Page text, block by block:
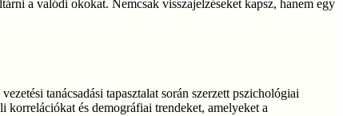
a valódi okokat. Nemcsak visszajelzéseket kapsz, hanem egy
tanácsadási tapasztalat során szerzett pszichológiai
és demográfiai trendeket, amelyeket a